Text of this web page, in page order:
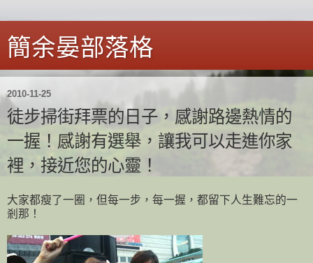
簡余晏部落格
2010-11-25
徒步掃街拜票的日子，感謝路邊熱情的
一握！感謝有選舉，讓我可以走進你家
裡，接近您的心靈！
大家都瘦了一圈，但每一步，每一握，都留下人生難忘的一
剎那！